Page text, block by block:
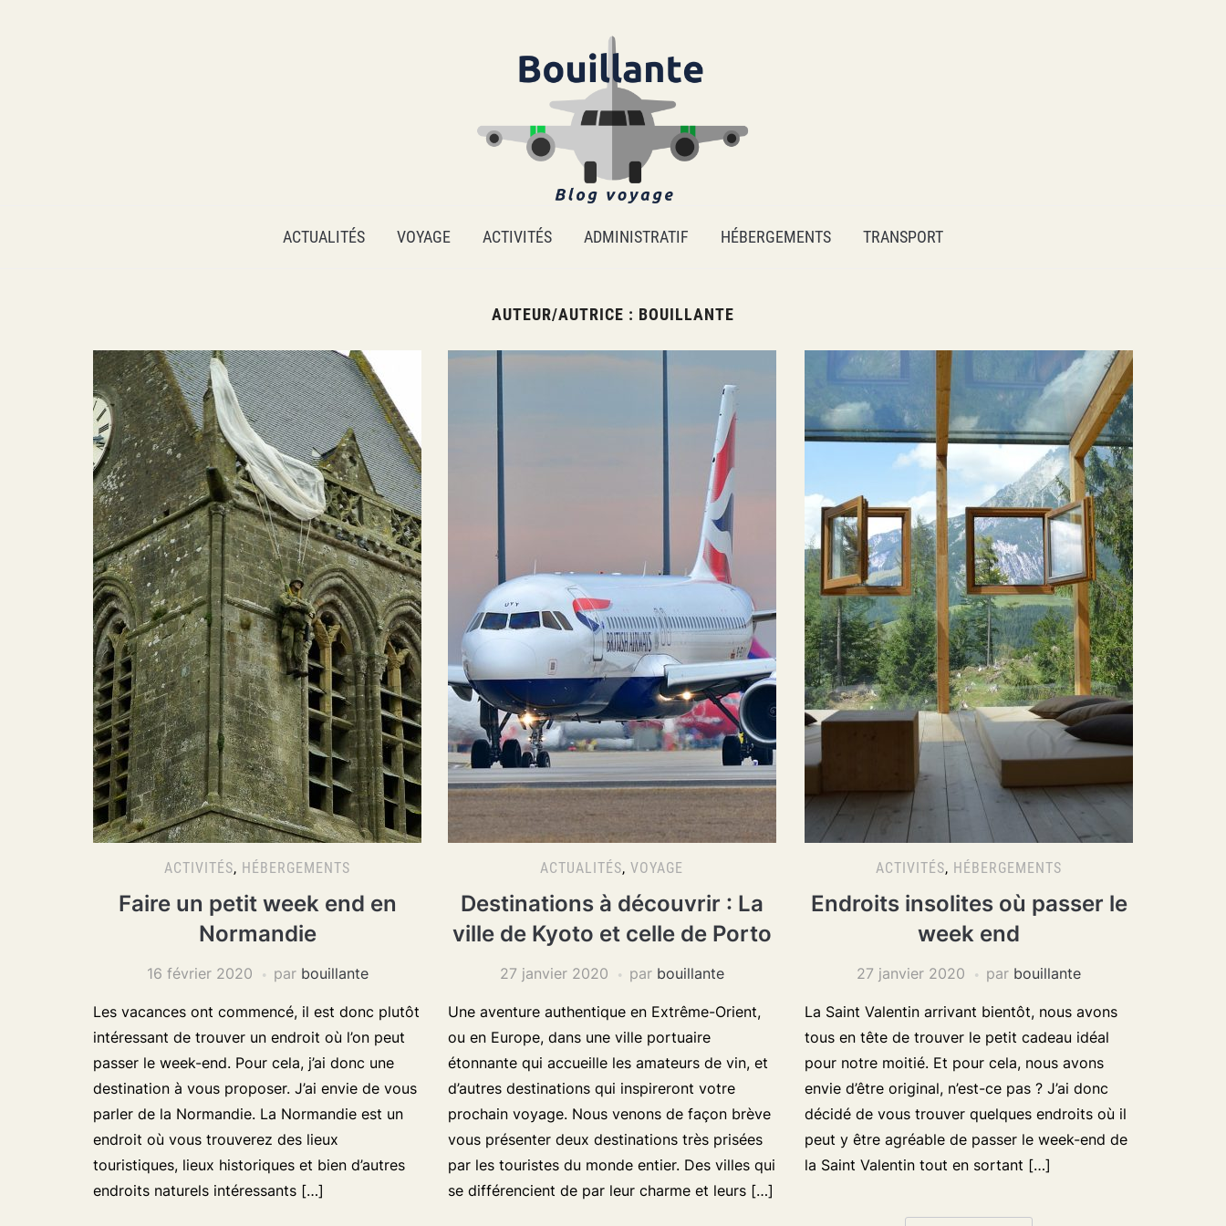
ACTUALITÉS VOYAGE ACTIVITÉS ADMINISTRATIF HÉBERGEMENTS TRANSPORT
AUTEUR/AUTRICE : BOUILLANTE
ACTIVITÉS, HÉBERGEMENTS
Faire un petit week end en
Normandie
16 février 2020 par bouillante
Les vacances ont commencé, il est donc plutôt
intéressant de trouver un endroit où l’on peut
passer le week-end. Pour cela, j’ai donc une
destination à vous proposer. J’ai envie de vous
parler de la Normandie. La Normandie est un
endroit où vous trouverez des lieux
touristiques, lieux historiques et bien d’autres
endroits naturels intéressants […]
ACTUALITÉS,VOYAGE
Destinations à découvrir : La
ville de Kyoto et celle de Porto
27 janvier 2020 par bouillante
Une aventure authentique en Extrême-Orient,
ou en Europe, dans une ville portuaire
étonnante qui accueille les amateurs de vin, et
d’autres destinations qui inspireront votre
prochain voyage. Nous venons de façon brève
vous présenter deux destinations très prisées
par les touristes du monde entier. Des villes qui
se différencient de par leur charme et leurs […]
ACTIVITÉS, HÉBERGEMENTS
Endroits insolites où passer le
week end
27 janvier 2020 par bouillante
La Saint Valentin arrivant bientôt, nous avons
tous en tête de trouver le petit cadeau idéal
pour notre moitié. Et pour cela, nous avons
envie d’être original, n’est-ce pas ? J’ai donc
décidé de vous trouver quelques endroits où il
peut y être agréable de passer le week-end de
la Saint Valentin tout en sortant […]